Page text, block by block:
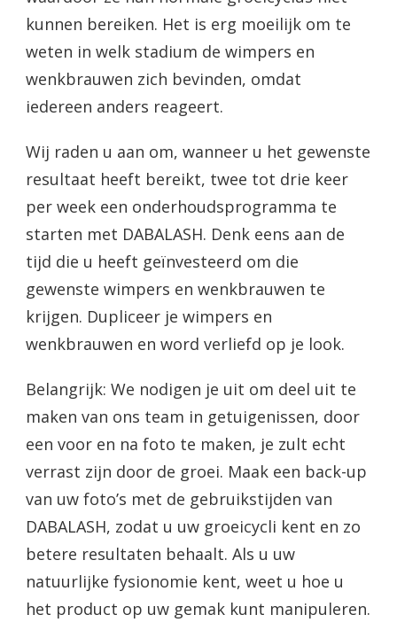
kunnen bereiken. Het is erg moeilijk om te
weten in welk stadium de wimpers en
wenkbrauwen zich bevinden, omdat
iedereen anders reageert.
Wij raden u aan om, wanneer u het gewenste
resultaat heeft bereikt, twee tot drie keer
per week een onderhoudsprogramma te
starten met DABALASH. Denk eens aan de
tijd die u heeft geïnvesteerd om die
gewenste wimpers en wenkbrauwen te
krijgen. Dupliceer je wimpers en
wenkbrauwen en word verliefd op je look.
Belangrijk: We nodigen je uit om deel uit te
maken van ons team in getuigenissen, door
een voor en na foto te maken, je zult echt
verrast zijn door de groei. Maak een back-up
van uw foto’s met de gebruikstijden van
DABALASH, zodat u uw groeicycli kent en zo
betere resultaten behaalt. Als u uw
natuurlijke fysionomie kent, weet u hoe u
het product op uw gemak kunt manipuleren.